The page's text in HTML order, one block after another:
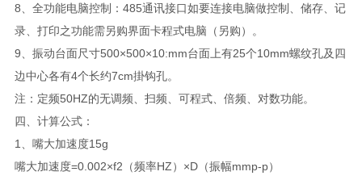
8、全功能电脑控制：485通讯接口如要连接电脑做控制、储存、记
录、打印之功能需另购界面卡程式电脑（另购）。
9、振动台面尺寸500×500×10:mm台面上有25个10mm螺纹孔及四
边中心各有4个长约7cm掛钩孔。
注：定频50HZ的无调频、扫频、可程式、倍频、对数功能。
四、计算公式：
1、嘴大加速度15g
嘴大加速度=0.002×f2（频率HZ）×D（振幅mmp-p）